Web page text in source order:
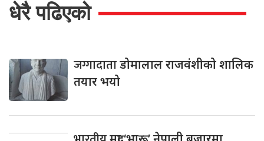
धेरै पढिएको
जग्गादाताडोमालाल राजवंशीको शालिक
तयार भयो